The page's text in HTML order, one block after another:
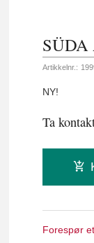
SÜDA
Artikkelnr.:
NY!
Ta
Forespør